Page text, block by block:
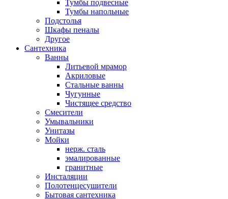
Тумбы подвесные
Тумбы напольные
Подстолья
Шкафы пеналы
Другое
Сантехника
Ванны
Литьевой мрамор
Акриловые
Стальные ванны
Чугунные
Чистящее средство
Смесители
Умывальники
Унитазы
Мойки
нерж. сталь
эмалированные
гранитные
Инсталяции
Полотенцесушители
Бытовая сантехника